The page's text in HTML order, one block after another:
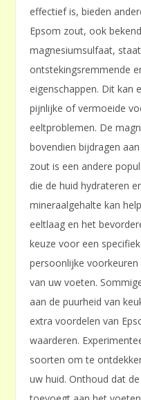
effectief is, bieden
Epsom zout, ook
magnesiumsulfaat,
ontstekingsremmende
eigenschappen. Dit kan
pijnlijke of vermoeide
eeltproblemen. De
bovendien bijdragen
zout is een andere
die de huid hydrateren
mineraalgehalte kan
eeltlaag en het
keuze voor een
persoonlijke
van uw voeten.
aan de puurheid van
extra voordelen van
waarderen.
soorten om te
uw huid. Onthoud dat